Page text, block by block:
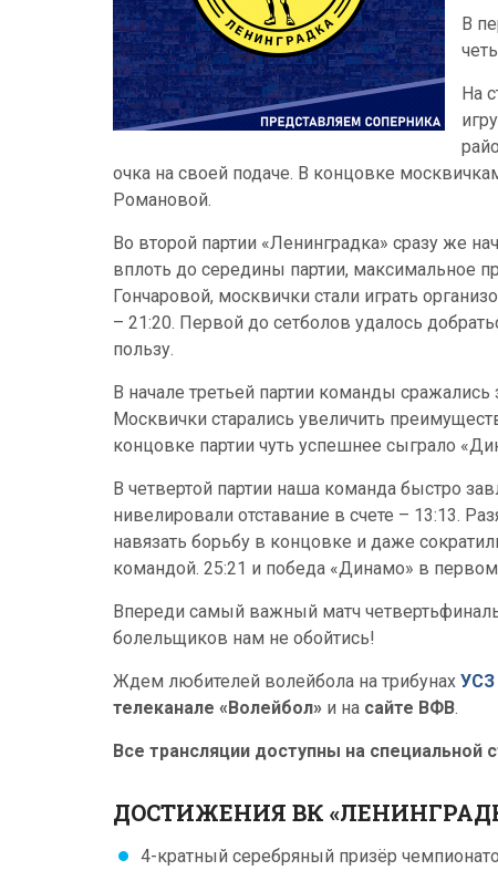
В
На
очка на своей подаче. В концовке
Романовой.
Во второй партии «Ленинградка» сразу же
вплоть до середины партии, максимальное
Гончаровой, москвички стали играть
– 21:20. Первой до сетболов удалось
пользу.
В начале третьей партии команды
Москвички старались увеличить
концовке партии чуть успешнее сыграло
В четвертой партии наша команда быстро
нивелировали отставание в счете – 13:13.
навязать борьбу в концовке и даже
командой. 25:21 и победа «Динамо» в
Впереди самый важный матч
болельщиков нам не обойтись!
Ждем любителей волейбола на трибунах УСЗ
телеканале «Волейбол» и на сайте ВФВ.
Все трансляции доступны на специальной
ДОСТИЖЕНИЯ ВК
4-кратный серебряный призёр